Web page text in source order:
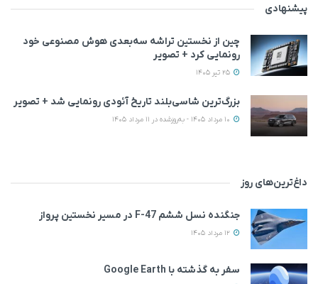
پیشنهادی
چین از نخستین تراشه سه‌بعدی هوش مصنوعی خود
رونمایی کرد + تصویر
بزرگ‌ترین شاسی‌بلند تاریخ آئودی رونمایی شد + تصویر
داغ‌ترین‌های روز
جنگنده نسل ششم F-47 در مسیر نخستین پرواز
سفر به گذشته با Google Earth